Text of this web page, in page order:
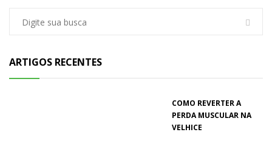
ARTIGOS RECENTES
COMO REVERTER A
PERDA MUSCULAR NA
VELHICE